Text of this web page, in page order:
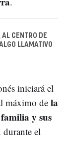
AL CENTRO DE
LLAMATIVO
iniciará el
máximo de la
y sus
durante el